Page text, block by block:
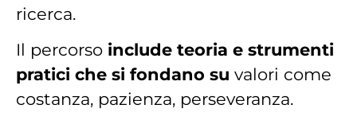
ricerca.
Il percorso include teoria e strumenti
pratici che si fondano su valori come
costanza, pazienza, perseveranza.